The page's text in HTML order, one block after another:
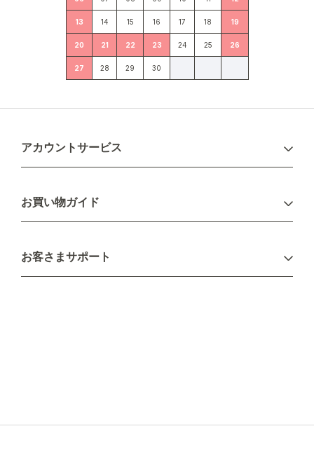
13 14 15 16 17 18 19
20 21 22 23 24 25 26
27 28 29 30
アカウントサービス
新規会員登録
お買い物ガイド
配送について
不良品・返品について
お客さまサポート